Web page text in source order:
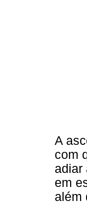
A
com
adiar
em
além